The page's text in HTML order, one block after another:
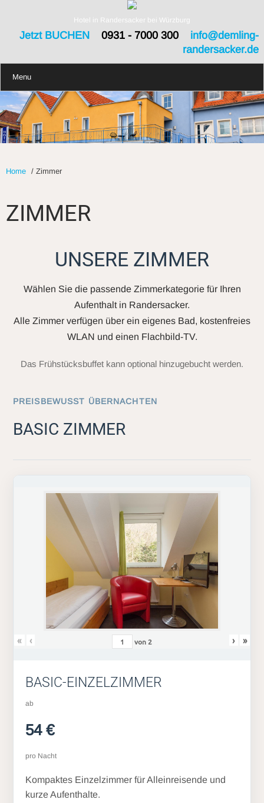
Hotel in Randersacker bei Würzburg
Jetzt BUCHEN0931 - 7000 300 info@demling-
randersacker.de
Menu
Home / Zimmer
ZIMMER
UNSERE ZIMMER
Wählen Sie die passende Zimmerkategorie für Ihren
Aufenthalt in Randersacker.
Alle Zimmer verfügen über ein eigenes Bad, kostenfreies
WLAN und einen Flachbild-TV.
Das Frühstücksbuffet kann optional hinzugebucht werden.
PREISBEWUSST ÜBERNACHTEN
BASIC ZIMMER
« ‹ von 2 › »
BASIC-EINZELZIMMER
ab
54 €
pro Nacht
Kompaktes Einzelzimmer für Alleinreisende und
kurze Aufenthalte.